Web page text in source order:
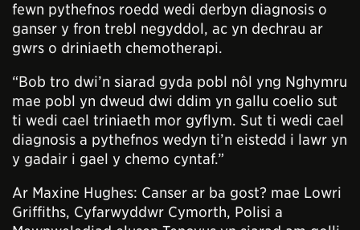
fewn pythefnos roedd wedi derbyn diagnosis o
ganser y fron trebl negyddol, ac yn dechrau ar
gwrs o driniaeth chemotherapi.
“Bob tro dwi’n siarad gyda pobl nôl yng Nghymru
mae pobl yn dweud dwi ddim yn gallu coelio sut
ti wedi cael triniaeth mor gyflym. Sut ti wedi cael
diagnosis a pythefnos wedyn ti’n eistedd i lawr yn
y gadair i gael y chemo cyntaf.”
Ar Maxine Hughes: Canser ar ba gost? mae Lowri
Griffiths, Cyfarwyddwr Cymorth, Polisi a